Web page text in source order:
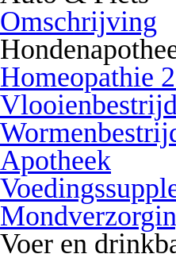
Omschrijving
Homeopathie
Apotheek
Voer en